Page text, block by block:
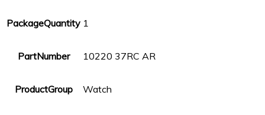
PackageQuantity 1
PartNumber 10220 37RC AR
ProductGroup Watch